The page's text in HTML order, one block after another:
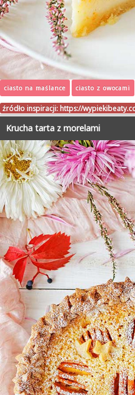
ciasto na maślance ciasto z owocami
źródło inspiracji: https://
Krucha tarta z morelami